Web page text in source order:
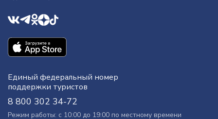
Единый федеральный номер
поддержки туристов
8 800 302 34-72
Режим работы: с 10:00 до 19:00 по местному времени